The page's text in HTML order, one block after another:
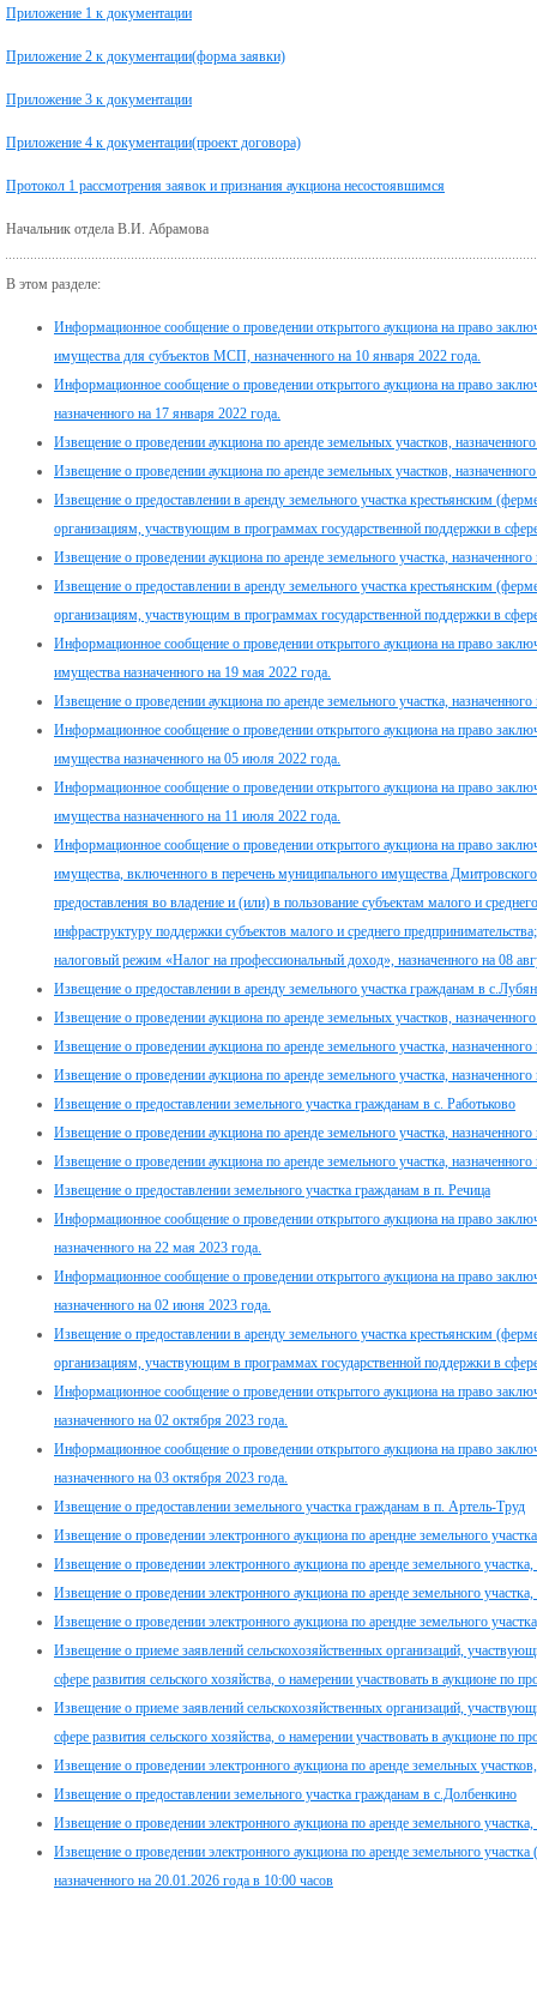
Приложение 1 к документации
Приложение 2 к документации(форма заявки)
Приложение 3 к документации
Приложение 4 к документации(проект договора)
Протокол 1 рассмотрения заявок и признания аукциона несостоявшимся
Начальник отдела В.И. Абрамова
В этом разделе:
Информационное сообщение о проведении открытого аукциона на право
имущества для субъектов МСП, назначенного на 10 января 2022 года.
Информационное сообщение о проведении открытого аукциона на право
назначенного на 17 января 2022 года.
Извещение о проведении аукциона по аренде земельных участков,
Извещение о проведении аукциона по аренде земельных участков,
Извещение о предоставлении в аренду земельного участка крестьянским
организациям, участвующим в программах государственной поддержки в сфере
Извещение о проведении аукциона по аренде земельного участка,
Извещение о предоставлении в аренду земельного участка крестьянским
организациям, участвующим в программах государственной поддержки в сфере
Информационное сообщение о проведении открытого аукциона на право
имущества назначенного на 19 мая 2022 года.
Извещение о проведении аукциона по аренде земельного участка,
Информационное сообщение о проведении открытого аукциона на право
имущества назначенного на 05 июля 2022 года.
Информационное сообщение о проведении открытого аукциона на право
имущества назначенного на 11 июля 2022 года.
Информационное сообщение о проведении открытого аукциона на право
имущества, включенного в перечень муниципального имущества
предоставления во владение и (или) в пользование субъектам малого и
инфраструктуру поддержки субъектов малого и среднего
налоговый режим «Налог на профессиональный доход», назначенного на 08
Извещение о предоставлении в аренду земельного участка гражданам в
Извещение о проведении аукциона по аренде земельных участков,
Извещение о проведении аукциона по аренде земельного участка,
Извещение о проведении аукциона по аренде земельного участка,
Извещение о предоставлении земельного участка гражданам в с. Работьково
Извещение о проведении аукциона по аренде земельного участка,
Извещение о проведении аукциона по аренде земельного участка,
Извещение о предоставлении земельного участка гражданам в п. Речица
Информационное сообщение о проведении открытого аукциона на право
назначенного на 22 мая 2023 года.
Информационное сообщение о проведении открытого аукциона на право
назначенного на 02 июня 2023 года.
Извещение о предоставлении в аренду земельного участка крестьянским
организациям, участвующим в программах государственной поддержки в сфере
Информационное сообщение о проведении открытого аукциона на право
назначенного на 02 октября 2023 года.
Информационное сообщение о проведении открытого аукциона на право
назначенного на 03 октября 2023 года.
Извещение о предоставлении земельного участка гражданам в п. Артель-Труд
Извещение о проведении электронного аукциона по арендне земельного
Извещение о проведении электронного аукциона по аренде земельного
Извещение о проведении электронного аукциона по аренде земельного
Извещение о проведении электронного аукциона по арендне земельного
Извещение о приеме заявлений сельскохозяйственных организаций,
сфере развития сельского хозяйства, о намерении участвовать в аукционе по
Извещение о приеме заявлений сельскохозяйственных организаций,
сфере развития сельского хозяйства, о намерении участвовать в аукционе по
Извещение о проведении электронного аукциона по аренде земельных
Извещение о предоставлении земельного участка гражданам в с.Долбенкино
Извещение о проведении электронного аукциона по аренде земельного
Извещение о проведении электронного аукциона по аренде земельного
назначенного на 20.01.2026 года в 10:00 часов